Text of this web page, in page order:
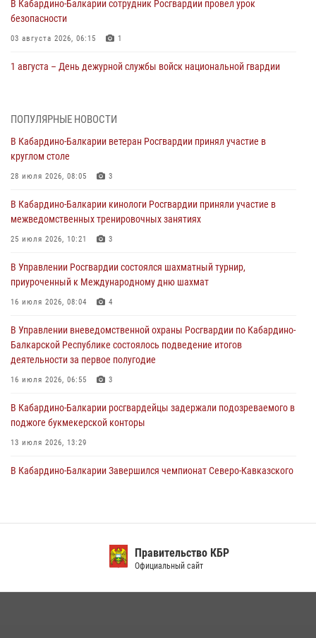
В Кабардино‑Балкарии сотрудник Росгвардии провел урок
безопасности
03 августа 2026, 06:15 1
1 августа – День дежурной службы войск национальной гвардии
мировой войне 1914-1918 годов
01 августа 2026, 07:30
поздравил специалистов подразделений тыла с профессиональным
праздником
01 августа 2026, 00:10
Росгвардия обеспечивает безопасность граждан на южном
направлении
31 июля 2026, 09:22
Состоялась рабочая встреча директора Росгвардии Героя России
генерала армии Виктора Золотова с заместителем полномочного
представителя Президента Российской Федерации в Северо-
Кавказском федеральном округе Виталием Кузнецовым
ПОПУЛЯРНЫЕ НОВОСТИ
В Кабардино-Балкарии ветеран Росгвардии принял участие в
круглом столе
28 июля 2026, 08:05 3
В Кабардино-Балкарии кинологи Росгвардии приняли участие в
межведомственных тренировочных занятиях
25 июля 2026, 10:21 3
В Управлении Росгвардии состоялся шахматный турнир,
приуроченный к Международному дню шахмат
16 июля 2026, 08:04 4
В Управлении вневедомственной охраны Росгвардии по Кабардино-
Балкарской Республике состоялось подведение итогов
деятельности за первое полугодие
16 июля 2026, 06:55 3
В Кабардино-Балкарии росгвардейцы задержали подозреваемого в
поджоге букмекерской конторы
13 июля 2026, 13:29
В Кабардино-Балкарии Завершился чемпионат Северо-Кавказского
4
Правительство КБР